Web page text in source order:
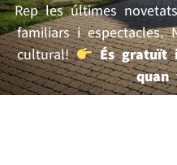
Rep les últimes
familiars i espectacles.
cultural!
És gratuït
quan